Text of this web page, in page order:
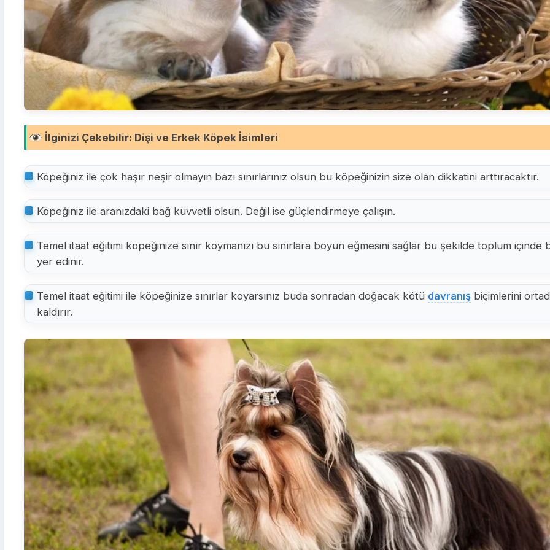
İlginizi Çekebilir: Dişi ve Erkek Köpek İsimleri
Köpeğiniz ile çok haşır neşir olmayın bazı sınırlarınız olsun bu köpeğinizin size olan dikkatini arttıracaktır.
Köpeğiniz ile aranızdaki bağ kuvvetli olsun. Değil ise güçlendirmeye çalışın.
Temel itaat eğitimi köpeğinize sınır koymanızı bu sınırlara boyun eğmesini sağlar bu şekilde toplum içinde
yer edinir.
Temel itaat eğitimi ile köpeğinize sınırlar koyarsınız buda sonradan doğacak kötü davranış biçimlerini
kaldırır.